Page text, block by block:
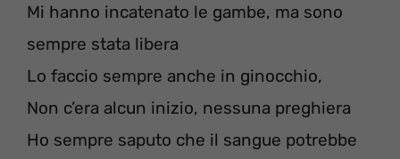
Mi hanno incatenato le gambe, ma sono
sempre stata libera
Lo faccio sempre anche in ginocchio,
Non c’era alcun inizio, nessuna preghiera
Ho sempre saputo che il sangue potrebbe